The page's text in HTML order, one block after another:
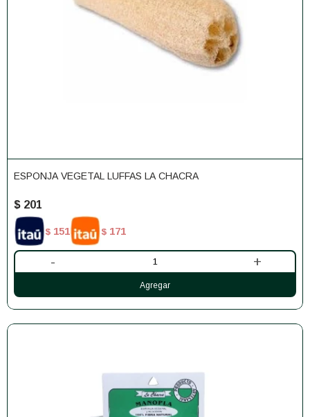
ESPONJA VEGETAL LUFFAS LA CHACRA
$ 201
$ 151 $ 171
- +